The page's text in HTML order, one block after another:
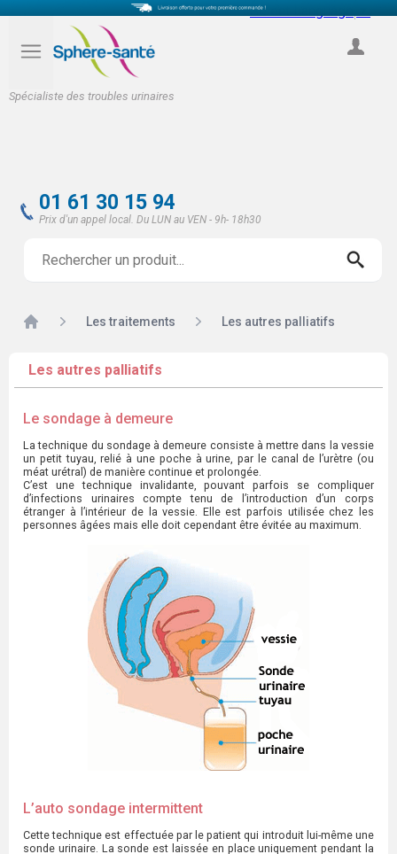
Spécialiste des troubles urinaires
Select Language
01 61 30 15 94
Prix d'un appel local. Du LUN au VEN - 9h- 18h30
Accueil Les traitements Les autres palliatifs
Les autres palliatifs
Le sondage à demeure
La technique du sondage à demeure consiste à mettre dans la vessie
un petit tuyau, relié à une poche à urine, par le canal de l’urètre (ou
méat urétral) de manière continue et prolongée.
C’est une technique invalidante, pouvant parfois se compliquer
d’infections urinaires compte tenu de l’introduction d’un corps
étranger à l’intérieur de la vessie. Elle est parfois utilisée chez les
personnes âgées mais elle doit cependant être évitée au maximum.
L’auto sondage intermittent
Cette technique est effectuée par le patient qui introduit lui-même une
sonde urinaire. La sonde est laissée en place uniquement pendant la